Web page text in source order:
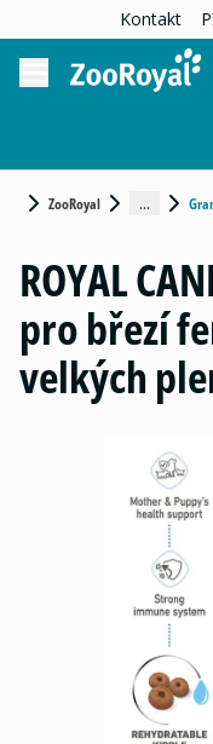
Kontakt
ZooRoyal ...
ROYAL
pro březí
velkých